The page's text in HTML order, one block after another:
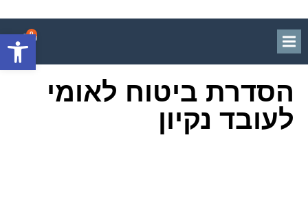
פתח0
הסדרת ביטוח לאומי
לעובד נקיון